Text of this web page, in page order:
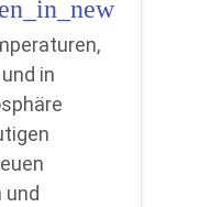
in
und